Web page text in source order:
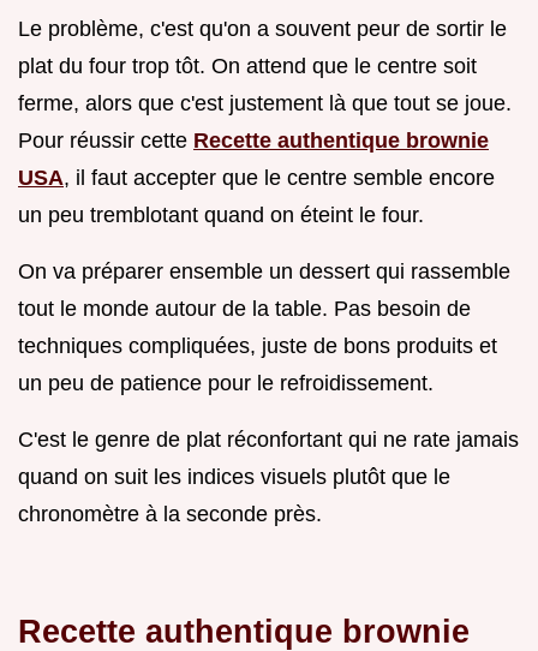
Le problème, c'est qu'on a souvent peur de sortir le
plat du four trop tôt. On attend que le centre soit
ferme, alors que c'est justement là que tout se joue.
Pour réussir cette Recette authentique brownie
USA, il faut accepter que le centre semble encore
un peu tremblotant quand on éteint le four.
On va préparer ensemble un dessert qui rassemble
tout le monde autour de la table. Pas besoin de
techniques compliquées, juste de bons produits et
un peu de patience pour le refroidissement.
C'est le genre de plat réconfortant qui ne rate jamais
quand on suit les indices visuels plutôt que le
chronomètre à la seconde près.
Recette authentique brownie